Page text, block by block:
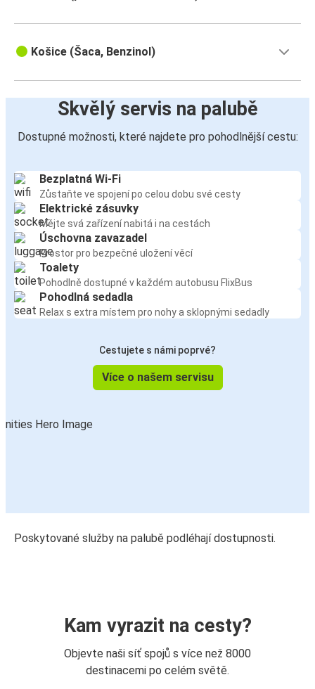
Košice (Šaca, Benzinol)
Skvělý servis na palubě
Dostupné možnosti, které najdete pro pohodlnější cestu:
Bezplatná Wi-Fi
Zůstaňte ve spojení po celou dobu své cesty
Elektrické zásuvky
Mějte svá zařízení nabitá i na cestách
Úschovna zavazadel
Prostor pro bezpečné uložení věcí
Toalety
Pohodlně dostupné v každém autobusu FlixBus
Pohodlná sedadla
Relax s extra místem pro nohy a sklopnými sedadly
Cestujete s námi poprvé?
Více o našem servisu
Poskytované služby na palubě podléhají dostupnosti.
Kam vyrazit na cesty?
Objevte naši síť spojů s více než 8000
destinacemi po celém světě.